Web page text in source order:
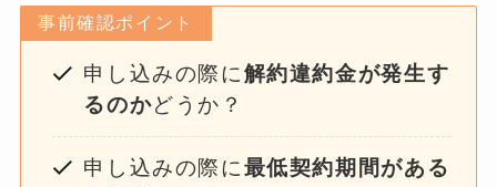
事前確認ポイント
申し込みの際に解約違約金が発生す
るのかどうか？
申し込みの際に最低契約期間がある